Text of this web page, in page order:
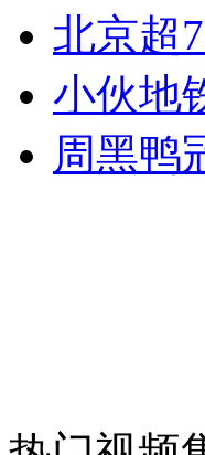
外交部：反对强权
外交部：有关国家
北京超
小伙地
周黑鸭